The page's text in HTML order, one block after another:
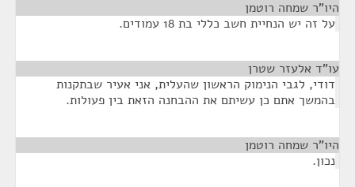
היו"ר שמחה רוטמן
על זה יש הנחיית חשב כללי בת 18 עמודים.
עו"ד אלעזר שטרן
דודי, לגבי הנימוק הראשון שהעלית, אני אעיר שבתקנות
בהמשך אתם כן עשיתם את ההבחנה הזאת בין פעולות.
היו"ר שמחה רוטמן
נכון.